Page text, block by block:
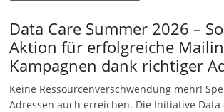
Data Care Summer 2026 –
Aktion für erfolgreiche
Kampagnen dank richtiger
Keine Ressourcenverschwendung mehr!
Adressen auch erreichen. Die Initiative Data